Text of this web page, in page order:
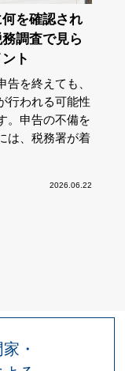
を確認され
調査で見ら
ト
告を終えても、
行われる可能性
。申告の不備を
は、税務署が着
2026.06.22
・